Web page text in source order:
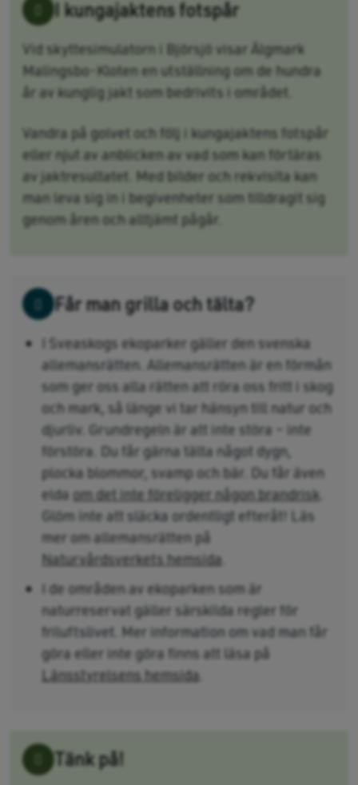
I kungajaktens fotspår
Vid skyttesimulatorn i Björsjö visar Älgmark
Malingsbo-Kloten en utställning om de hundra
år av kunglig jakt som bedrivits i området.
Vandra på golvet och följ i kungajaktens fotspår
eller njut av anblicken av vad som kan förtäras
av jaktresultatet. Med bilder och rekvisita kan
man leva sig in i begivenheter som tilldragit sig
genom åren och alltjämt pågår.
Får man grilla och tälta?
I Sveaskogs ekoparker gäller den svenska
allemansrätten. Allemansrätten är en förmån
som ger oss alla rätten att röra oss fritt i skog
och mark, så länge vi tar hänsyn till natur och
djurliv. Grundregeln är att inte störa – inte
förstöra. Du får gärna tälta något dygn,
plocka blommor, svamp och bär. Du får även
elda om det inte föreligger någon brandrisk.
Glöm inte att släcka ordentligt efteråt! Läs
mer om allemansrätten på
Naturvårdsverkets hemsida
I de områden av ekoparken som är
naturreservat gäller särskilda regler för
friluftslivet. Mer information om vad man får
göra eller inte göra finns att läsa på
Länsstyrelsens hemsida
Tänk på!